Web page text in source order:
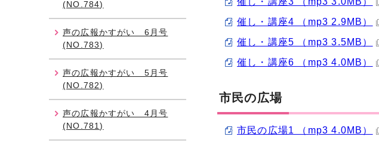
催し・講座4 （mp3 2.9MB）
催し・講座5 （mp3 3.5MB）
催し・講座6 （mp3 4.0MB）
市民の広場
市民の広場1 （mp3 4.0MB）
(NO.784)
声の広報かすがい 6月号
(NO.783)
声の広報かすがい 5月号
(NO.782)
声の広報かすがい 4月号
(NO.781)